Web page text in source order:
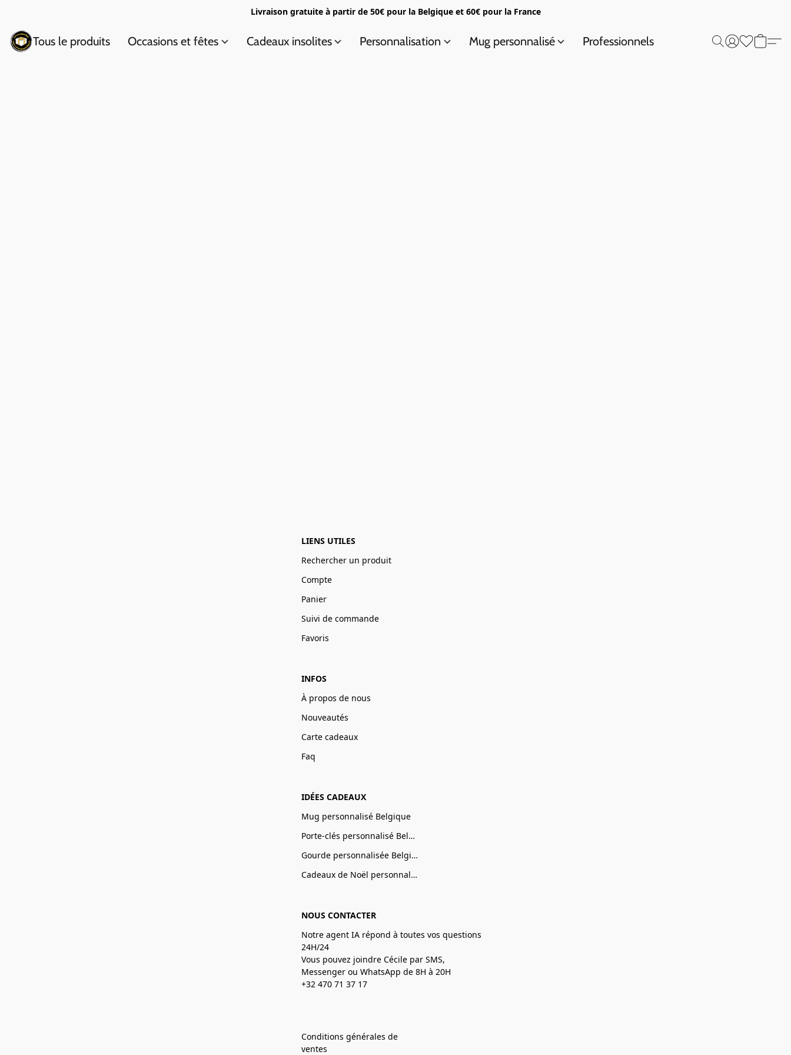
Livraison gratuite à partir de 50€ pour la Belgique et 60€ pour la France
Tous le produits Occasions et fêtes Cadeaux insolites Personnalisation Mug personnalisé Professionnels
LIENS UTILES
Rechercher un produit
Compte
Panier
Suivi de commande
Favoris
INFOS
À propos de nous
Nouveautés
Carte cadeaux
Faq
IDÉES CADEAUX
Mug personnalisé Belgique
Porte-clés personnalisé Belgique
Gourde personnalisée Belgique
Cadeaux de Noël personnalisé Belgique
NOUS CONTACTER
Notre agent IA répond à toutes vos questions
24H/24
Vous pouvez joindre Cécile par SMS,
Messenger ou WhatsApp de 8H à 20H
+32 470 71 37 17
Conditions générales de
ventes